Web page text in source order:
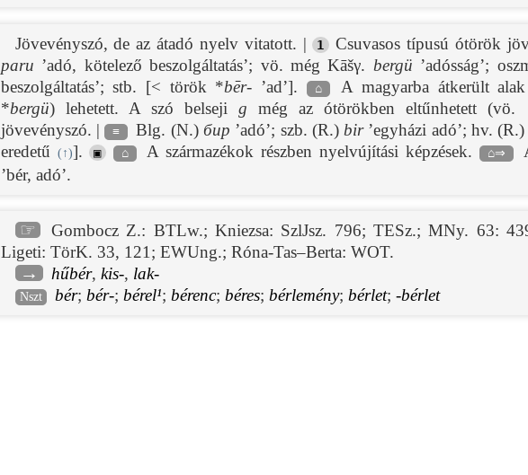
Jövevényszó, de az átadó nyelv vitatott. | 1 Csuvasos típusú ótörök
paru ’adó, kötelező beszolgáltatás’; vö. még Kāšγ. bergü ’adósság’;
beszolgáltatás’; stb. [< török *bēr- ’ad’]. ⌂ A magyarba átkerült
*bergü) lehetett. A szó belseji g még az ótörökben eltűnhetett (vö.
jövevényszó. | ≡ Blg. (N.)бир ’adó’; szb. (R.)bir’egyházi adó’; hv. (R.)
eredetű ( ↑)]. ▣ ⌂ A származékok részben nyelvújítási képzések. ⌂⇒
’bér, adó’.
☞ Gombocz Z.: BTLw.;Kniezsa: SzlJsz. 796;TESz.;MNy. 63:
Ligeti: TörK. 33, 121; EWUng.; Róna-Tas–Berta: WOT.
→ hűbér, kis-, lak-
Nszt bér; bér-; bérel¹; bérenc; béres; bérlemény; bérlet; -bérlet